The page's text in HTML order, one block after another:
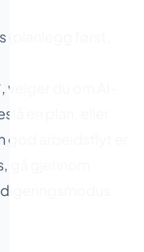
(planlegg først,
du om AI-
en plan, eller
god arbeidsflyt er
gå gjennom